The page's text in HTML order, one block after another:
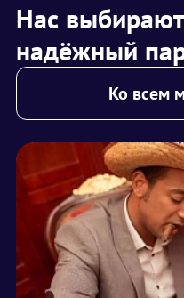
Нас
надёжный
Ко всем